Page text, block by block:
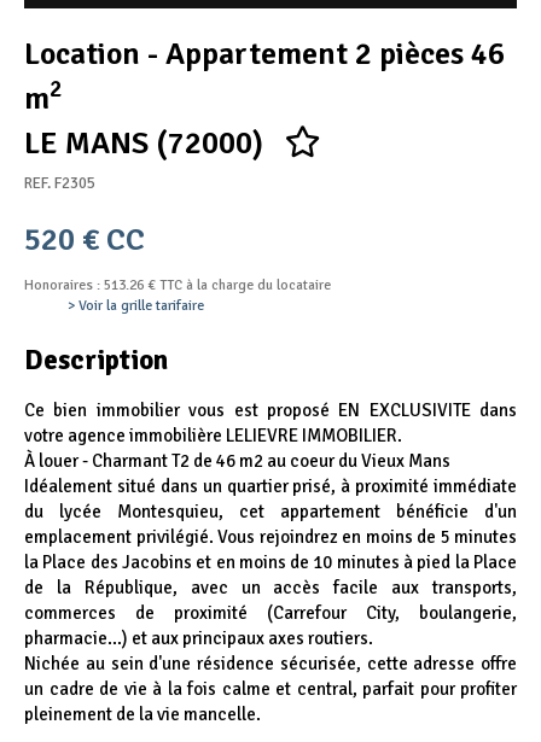
Nous rejoindre
Location - Appartement 2 pièces 46
m2
LE MANS (72000)
REF. F2305
520 € CC
Honoraires : 513.26 € TTC à la charge du locataire
> Voir la grille tarifaire
Description
Ce bien immobilier vous est proposé EN EXCLUSIVITE dans
votre agence immobilière LELIEVRE IMMOBILIER.
À louer - Charmant T2 de 46 m2 au coeur du Vieux Mans
Idéalement situé dans un quartier prisé, à proximité immédiate
du lycée Montesquieu, cet appartement bénéficie d'un
emplacement privilégié. Vous rejoindrez en moins de 5 minutes
la Place des Jacobins et en moins de 10 minutes à pied la Place
de la République, avec un accès facile aux transports,
commerces de proximité (Carrefour City, boulangerie,
pharmacie...) et aux principaux axes routiers.
Nichée au sein d'une résidence sécurisée, cette adresse offre
un cadre de vie à la fois calme et central, parfait pour profiter
pleinement de la vie mancelle.